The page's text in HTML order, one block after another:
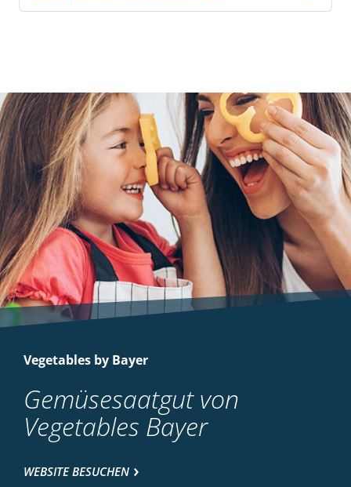
Vegetables by Bayer
Gemüsesaatgut von
Vegetables Bayer
WEBSITE BESUCHEN